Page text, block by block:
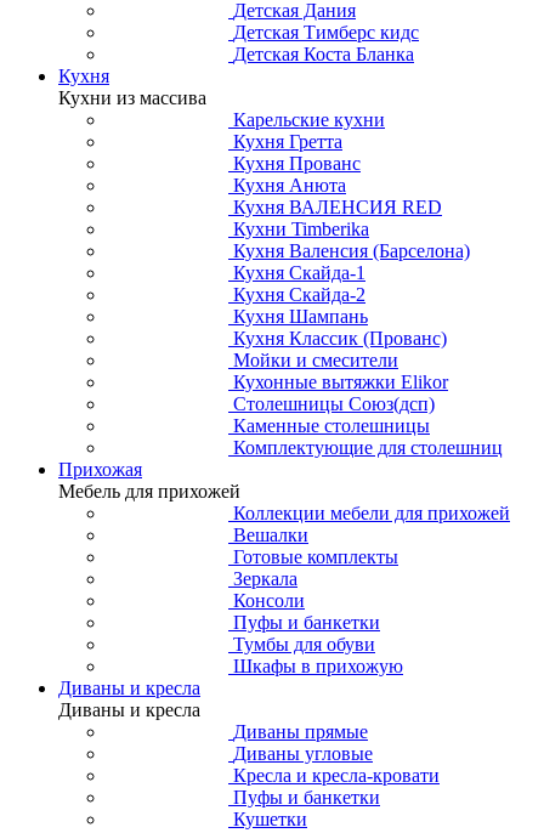
Детская Дания
Детская Тимберс кидс
Детская Коста Бланка
Кухня
Кухни из массива
Карельские кухни
Кухня Гретта
Кухня Прованс
Кухня Анюта
Кухня ВАЛЕНСИЯ RED
Кухни Timberika
Кухня Валенсия (Барселона)
Кухня Скайда-1
Кухня Скайда-2
Кухня Шампань
Кухня Классик (Прованс)
Мойки и смесители
Кухонные вытяжки Elikor
Столешницы Союз(дсп)
Каменные столешницы
Комплектующие для столешниц
Прихожая
Мебель для прихожей
Коллекции мебели для прихожей
Вешалки
Готовые комплекты
Зеркала
Консоли
Пуфы и банкетки
Тумбы для обуви
Шкафы в прихожую
Диваны и кресла
Диваны и кресла
Диваны прямые
Диваны угловые
Кресла и кресла-кровати
Пуфы и банкетки
Кушетки